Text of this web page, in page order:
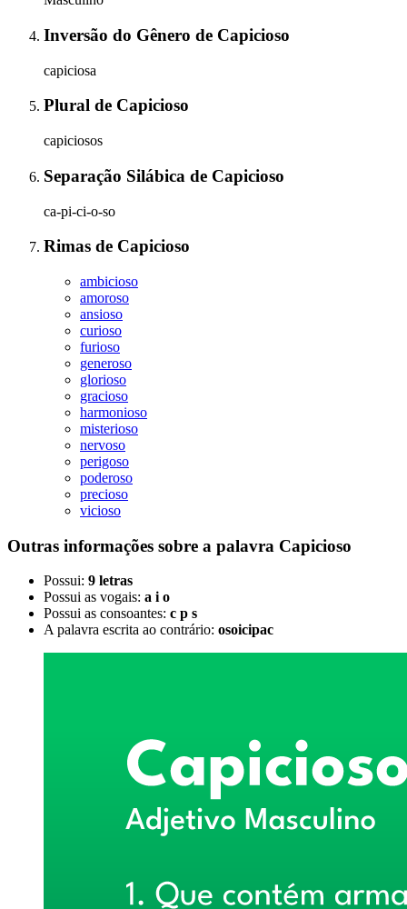
Inversão do Gênero de Capicioso
capiciosa
Plural de Capicioso
capiciosos
Separação Silábica de Capicioso
ca-pi-ci-o-so
Rimas de Capicioso
ambicioso
amoroso
ansioso
curioso
furioso
generoso
glorioso
gracioso
harmonioso
misterioso
nervoso
perigoso
poderoso
precioso
vicioso
Outras informações sobre a palavra Capicioso
Possui: 9 letras
Possui as vogais: a i o
Possui as consoantes: c p s
A palavra escrita ao contrário: osoicipac